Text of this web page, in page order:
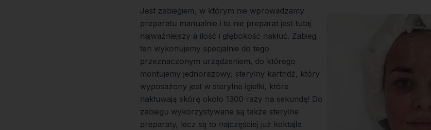
Jest zabiegiem, w którym nie wprowadzamy
preparatu manualnie i to nie preparat jest tutaj
najważniejszy a ilość i głębokość nakłuć. Zabieg
ten wykonujemy specjalnie do tego
przeznaczonym urządzeniem, do którego
montujemy jednorazowy, sterylny kartridż, który
wyposażony jest w sterylne igiełki, które
nakłuwają skórę około 1300 razy na sekundę! Do
zabiegu wykorzystywane są także sterylne
preparaty, lecz są to najczęściej już koktajle